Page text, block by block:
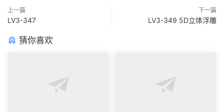
上一篇
LV3-347
下一篇
LV3-349 5D立体浮雕
猜你喜欢